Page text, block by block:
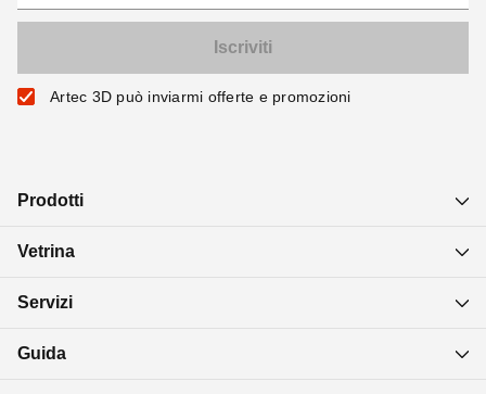
Artec 3D può inviarmi offerte e promozioni
Prodotti
Vetrina
Servizi
Guida